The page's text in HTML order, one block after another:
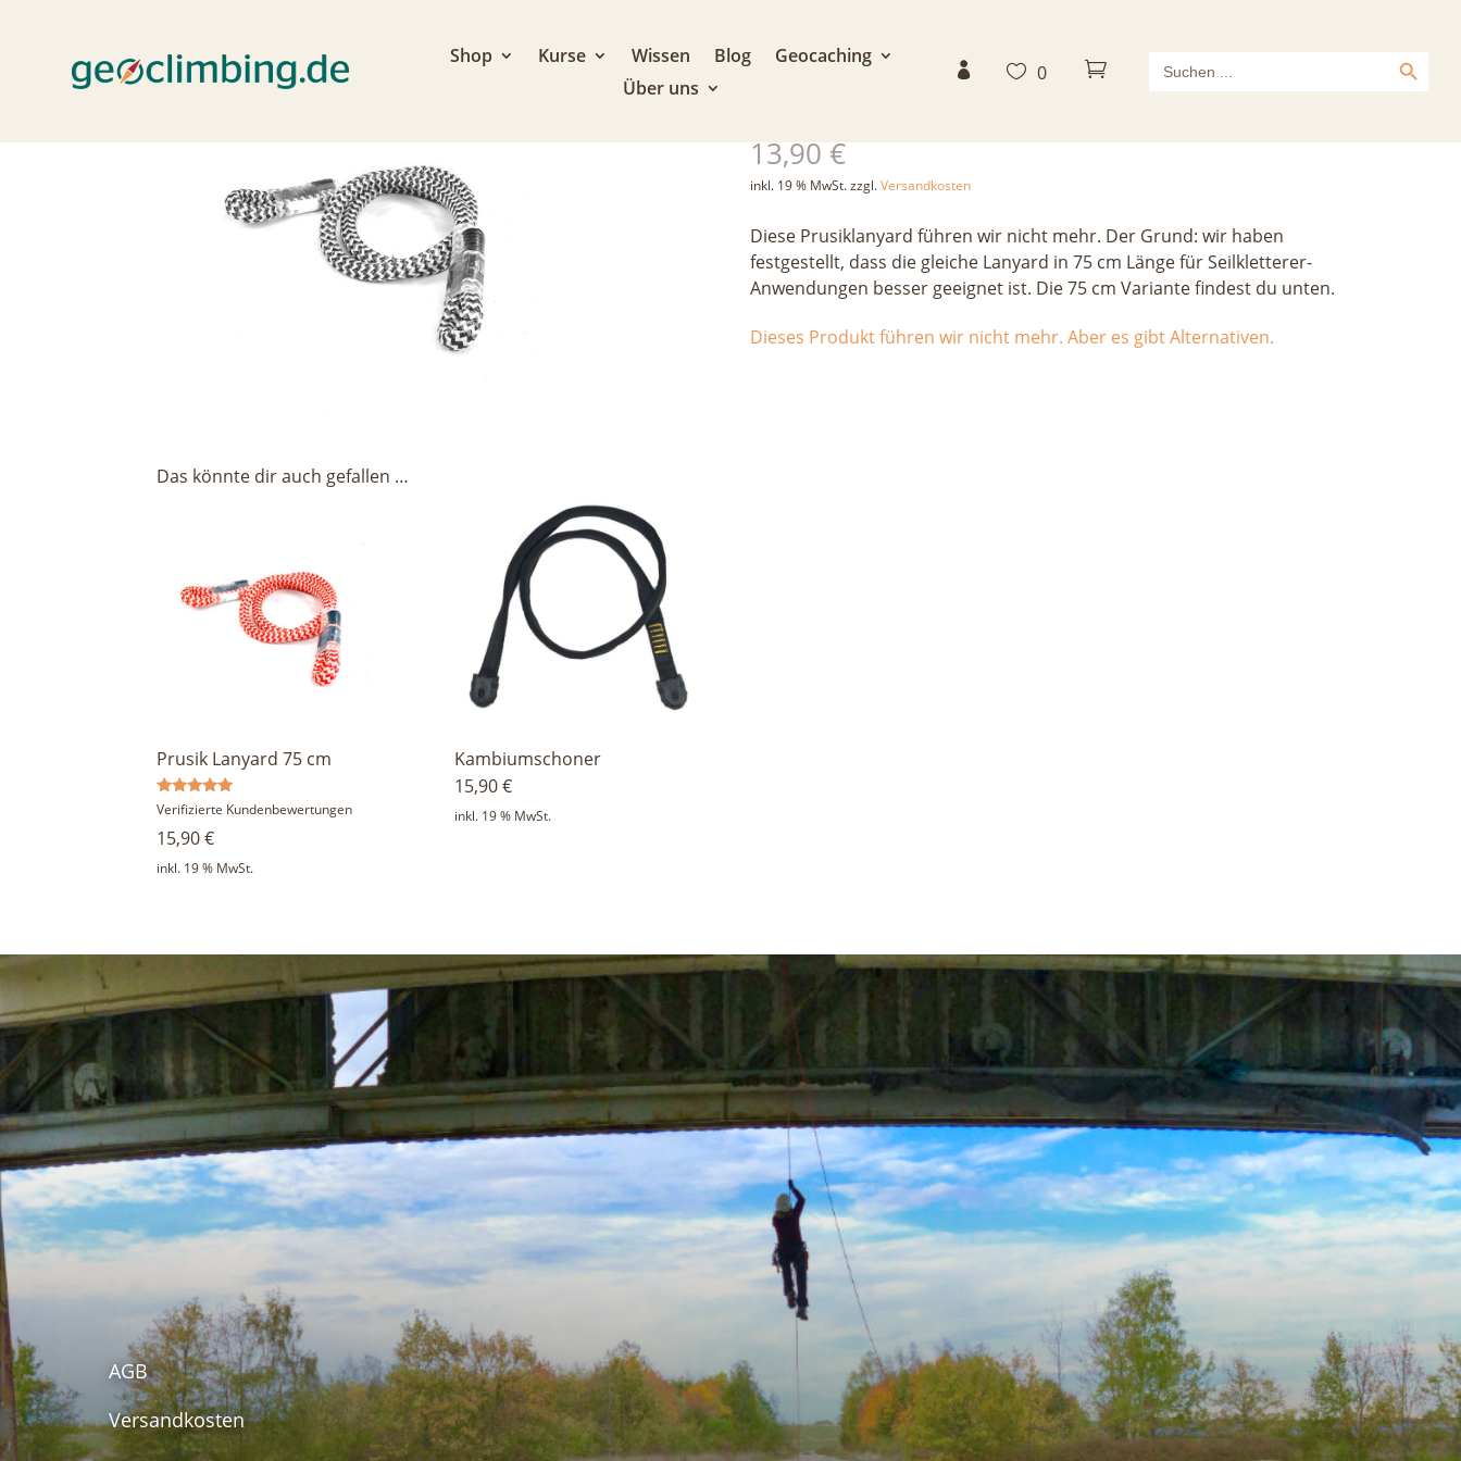
Shop Kurse Wissen Blog
Geocaching
Über uns
  0  Search
for:
Search Button
13,90€
inkl. 19 % MwSt.zzgl.Versandkosten
Diese Prusiklanyard führen wir nicht mehr. Der Grund: wir haben
festgestellt, dass die gleiche Lanyard in 75 cm Länge für Seilkletterer-
Anwendungen besser geeignet ist. Die 75 cm Variante findest du unten.
Dieses Produkt führen wir nicht mehr. Aber es gibt Alternativen.
Das könnte dir auch gefallen …
Prusik Lanyard 75 cm
Bewertet
5.00
von 5
Verifizierte Kundenbewertungen
15,90€
inkl. 19 % MwSt.
Kambiumschoner
15,90€
inkl. 19 % MwSt.
AGB
Versandkosten